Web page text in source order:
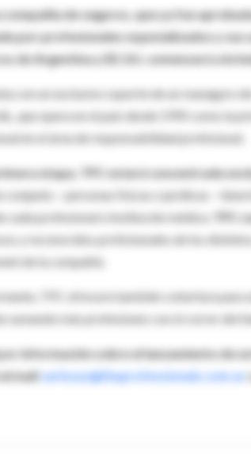
compañía de seguros, que ya fue
por profesionales especializados y sus
de Argentina y EE.UU, comenzará a
con un exclusivo soporte de un reaseguro
que opera en el país desde 1995 como la
en el área de responsabilidad profesional.
etapa, TPC estará concentrada
conjunto – personas físicas o jurídicas –
cada profesional e institución médica.
TPC
y reconocidos profesionales de los
de la compañía.
TPC ofrecerá también cobertura
sumando más profesiones con el correr del
información sobre el lanzamiento de
al mailcarlosac@theprofessionals.com.ar